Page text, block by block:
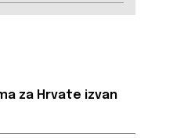
za Hrvate izvan